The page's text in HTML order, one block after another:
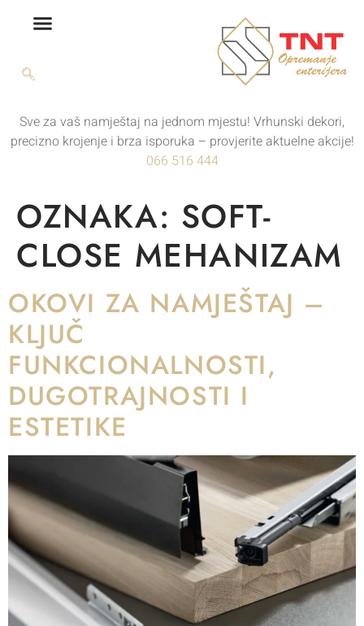
Sve za vaš namještaj na jednom mjestu! Vrhunski dekori,
precizno krojenje i brza isporuka – provjerite aktuelne akcije!
066 516 444
OZNAKA: SOFT-
CLOSE MEHANIZAM
OKOVI ZA NAMJEŠTAJ –
KLJUČ
FUNKCIONALNOSTI,
DUGOTRAJNOSTI I
ESTETIKE